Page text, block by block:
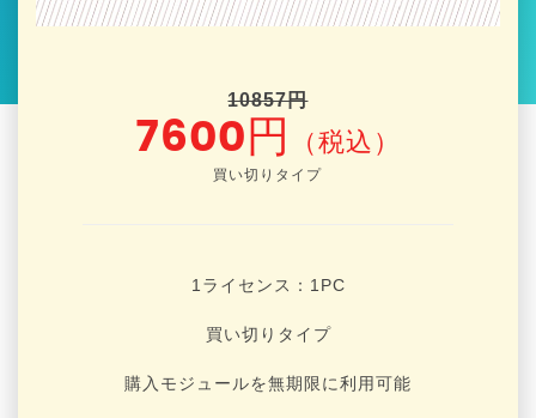
10857円
7600円 （税込）
買い切りタイプ
1ライセンス：1 PC
買い切りタイプ
購入モジュールを無期限に利用可能